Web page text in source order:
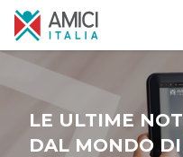
LE ULTIME
DAL MONDO